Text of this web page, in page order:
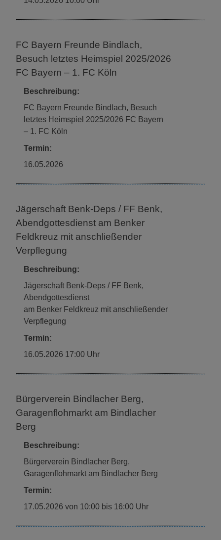
FC Bayern Freunde Bindlach,
Besuch letztes Heimspiel 2025/2026
FC Bayern – 1. FC Köln
Beschreibung:
FC Bayern Freunde Bindlach, Besuch
letztes Heimspiel 2025/2026 FC Bayern
– 1. FC Köln
Termin:
16.05.2026
Jägerschaft Benk-Deps / FF Benk,
Abendgottesdienst am Benker
Feldkreuz mit anschließender
Verpflegung
Beschreibung:
Jägerschaft Benk-Deps / FF Benk,
Abendgottesdienst
am Benker Feldkreuz mit anschließender
Verpflegung
Termin:
16.05.2026 17:00 Uhr
Bürgerverein Bindlacher Berg,
Garagenflohmarkt am Bindlacher
Berg
Beschreibung:
Bürgerverein Bindlacher Berg,
Garagenflohmarkt am Bindlacher Berg
Termin:
17.05.2026 von 10:00 bis 16:00 Uhr